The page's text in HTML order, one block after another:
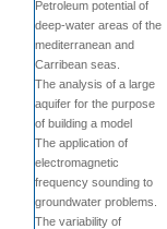
Petroleum potential of
deep-water areas of the
mediterranean and
Carribean seas.
The analysis of a large
aquifer for the purpose
of building a model
The application of
electromagnetic
frequency sounding to
groundwater problems.
The variability of